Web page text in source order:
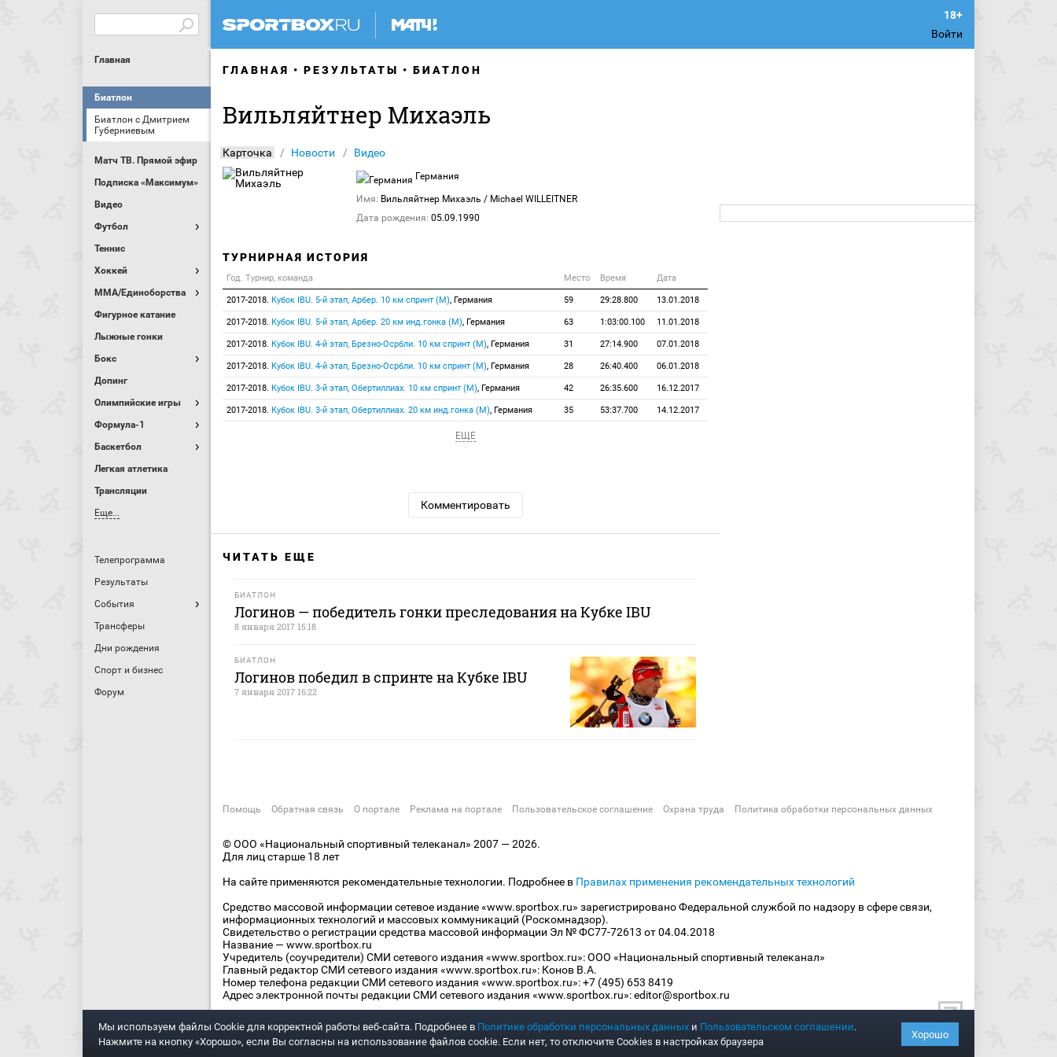
Войти
Главная
Биатлон
Биатлон с Дмитрием
Губерниевым
Матч ТВ. Прямой эфир
Подписка «Максимум»
Видео
Футбол
Теннис
Хоккей
MMA/Единоборства
Фигурное катание
Лыжные гонки
Бокс
Допинг
Олимпийские игры
Формула-1
Баскетбол
Легкая атлетика
Трансляции
Еще...
Телепрограмма
Результаты
События
Трансферы
Дни рождения
Спорт и бизнес
Форум
ГЛАВНАЯ РЕЗУЛЬТАТЫ БИАТЛОН
Вильляйтнер Михаэль
Карточка Новости Видео
Германия
Имя: Вильляйтнер Михаэль / Michael WILLEITNER
Дата рождения: 05.09.1990
ТУРНИРНАЯ ИСТОРИЯ
Год. Турнир, команда Место Время Дата
2017-2018. Кубок IBU. 5-й этап, Арбер. 10 км спринт (М), Германия 59 29:28.800 13.01.2018
2017-2018. Кубок IBU. 5-й этап, Арбер. 20 км инд.гонка (М), Германия 63 1:03:00.100 11.01.2018
2017-2018. Кубок IBU. 4-й этап, Брезно-Осрбли. 10 км спринт (М), Германия 31 27:14.900 07.01.2018
2017-2018. Кубок IBU. 4-й этап, Брезно-Осрбли. 10 км спринт (М), Германия 28 26:40.400 06.01.2018
2017-2018. Кубок IBU. 3-й этап, Обертиллиах. 10 км спринт (М), Германия 42 26:35.600 16.12.2017
2017-2018. Кубок IBU. 3-й этап, Обертиллиах. 20 км инд.гонка (М), Германия 35 53:37.700 14.12.2017
ЕЩЕ
Комментировать
ЧИТАТЬ ЕЩЕ
БИАТЛОН
Логинов — победитель гонки преследования на Кубке IBU
8 января 2017 15:18
БИАТЛОН
Логинов победил в спринте на Кубке IBU
7 января 2017 16:22
Помощь Обратная связь О портале Реклама на портале Пользовательское соглашение Охрана труда Политика обработки персональных данных
© ООО «Национальный спортивный телеканал» 2007 — 2026.
Для лиц старше 18 лет
На сайте применяются рекомендательные технологии. Подробнее в Правилах применения рекомендательных технологий
Средство массовой информации сетевое издание «www.sportbox.ru» зарегистрировано Федеральной службой по надзору в сфере связи,
информационных технологий и массовых коммуникаций (Роскомнадзор).
Свидетельство о регистрации средства массовой информации Эл № ФС77-72613 от 04.04.2018
Название — www.sportbox.ru
Учредитель (соучредители) СМИ сетевого издания «www.sportbox.ru»: ООО «Национальный спортивный телеканал»
Главный редактор СМИ сетевого издания «www.sportbox.ru»: Конов В.А.
Номер телефона редакции СМИ сетевого издания «www.sportbox.ru»: +7 (495) 653 8419
Адрес электронной почты редакции СМИ сетевого издания «www.sportbox.ru»: editor@sportbox.ru
Мы используем файлы Сookie для корректной работы веб-сайта. Подробнее в Политике обработки персональных данных и Пользовательском соглашении.
Нажмите на кнопку «Хорошо», если Вы согласны на использование файлов cookie. Если нет, то отключите Cookies в настройках браузера
Хорошо